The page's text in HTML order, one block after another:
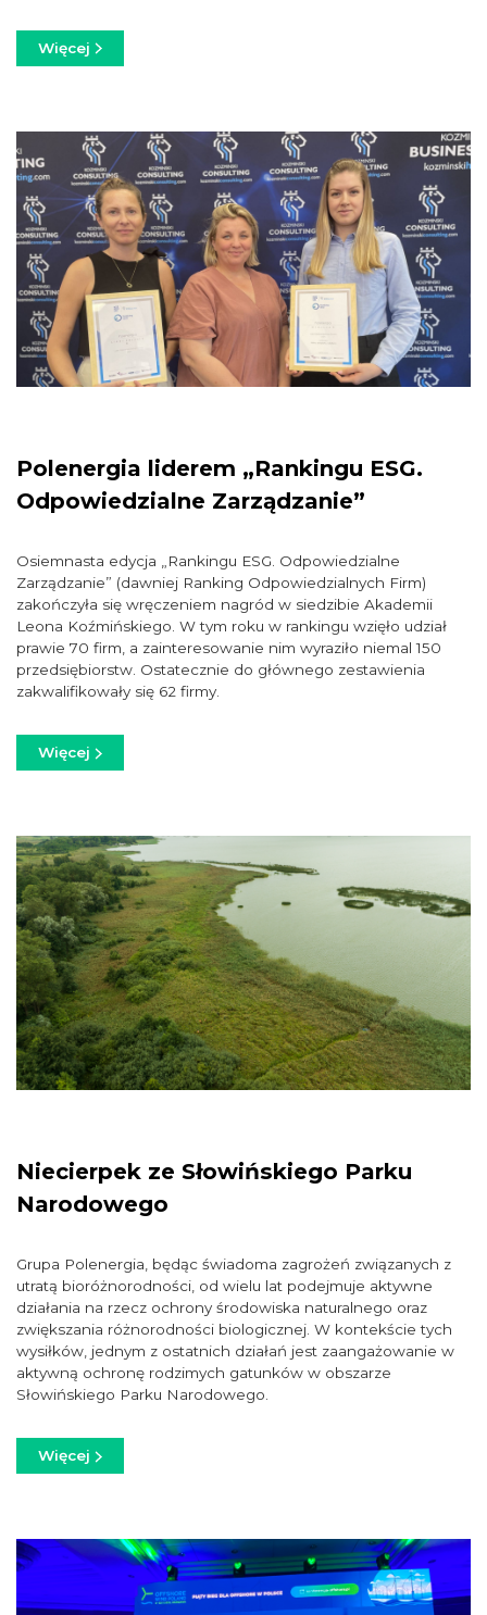
Więcej
Polenergia liderem „Rankingu ESG.
Odpowiedzialne Zarządzanie”
Osiemnasta edycja „Rankingu ESG. Odpowiedzialne
Zarządzanie” (dawniej Ranking Odpowiedzialnych Firm)
zakończyła się wręczeniem nagród w siedzibie Akademii
Leona Koźmińskiego. W tym roku w rankingu wzięło udział
prawie 70 firm, a zainteresowanie nim wyraziło niemal 150
przedsiębiorstw. Ostatecznie do głównego zestawienia
zakwalifikowały się 62 firmy.
Więcej
Niecierpek ze Słowińskiego Parku
Narodowego
Grupa Polenergia, będąc świadoma zagrożeń związanych z
utratą bioróżnorodności, od wielu lat podejmuje aktywne
działania na rzecz ochrony środowiska naturalnego oraz
zwiększania różnorodności biologicznej. W kontekście tych
wysiłków, jednym z ostatnich działań jest zaangażowanie w
aktywną ochronę rodzimych gatunków w obszarze
Słowińskiego Parku Narodowego.
Więcej